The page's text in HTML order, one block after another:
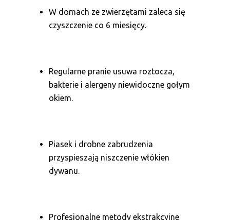
W domach ze zwierzętami zaleca się
czyszczenie co 6 miesięcy.
Regularne pranie usuwa roztocza,
bakterie i alergeny niewidoczne gołym
okiem.
Piasek i drobne zabrudzenia
przyspieszają niszczenie włókien
dywanu.
Profesjonalne metody ekstrakcyjne